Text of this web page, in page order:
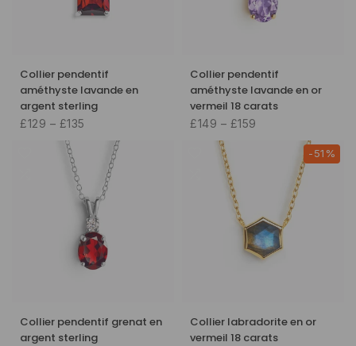
Collier pendentif
améthyste lavande en
argent sterling
£129 – £135
Collier pendentif
améthyste lavande en or
vermeil 18 carats
£149 – £159
Collier pendentif grenat en
argent sterling
-51%
Collier labradorite en or
vermeil 18 carats